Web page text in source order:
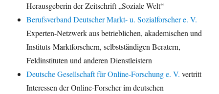
Herausgeberin der Zeitschrift „Soziale Welt“
Berufsverband Deutscher Markt- u. Sozialforscher e. V.
Experten-Netzwerk aus betrieblichen, akademischen und
Instituts-Marktforschern, selbstständigen Beratern,
Feldinstituten und anderen Dienstleistern
Deutsche Gesellschaft für Online-Forschung e. V. vertritt
Interessen der Online-Forscher im deutschen